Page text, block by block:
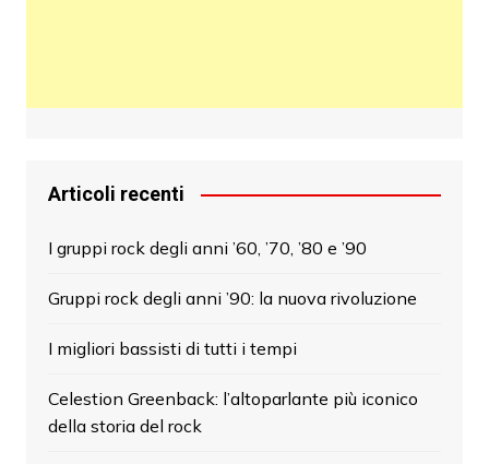
Articoli recenti
I gruppi rock degli anni ’60, ’70, ’80 e ’90
Gruppi rock degli anni ’90: la nuova rivoluzione
I migliori bassisti di tutti i tempi
Celestion Greenback: l’altoparlante più iconico
della storia del rock